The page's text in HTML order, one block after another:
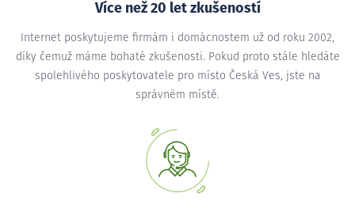
Více než 20 let zkušeností
Internet poskytujeme firmám i domácnostem už od roku 2002,
díky čemuž máme bohaté zkušenosti. Pokud proto stále hledáte
spolehlivého poskytovatele pro místo Česká Ves, jste na
správném místě.